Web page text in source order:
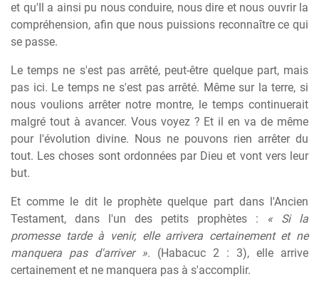
et qu'Il a ainsi pu nous conduire, nous dire et nous ouvrir la
compréhension, afin que nous puissions reconnaître ce qui
se passe.
Le temps ne s'est pas arrêté, peut-être quelque part, mais
pas ici. Le temps ne s'est pas arrêté. Même sur la terre, si
nous voulions arrêter notre montre, le temps continuerait
malgré tout à avancer. Vous voyez ? Et il en va de même
pour l'évolution divine. Nous ne pouvons rien arrêter du
tout. Les choses sont ordonnées par Dieu et vont vers leur
but.
Et comme le dit le prophète quelque part dans l'Ancien
Testament, dans l'un des petits prophètes :
« Si la
promesse tarde à venir, elle arrivera certainement et ne
manquera pas d'arriver ». (Habacuc 2 : 3), elle arrive
certainement et ne manquera pas à s'accomplir.